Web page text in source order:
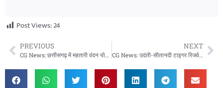
Post Views:24
PREVIOUS
CG News: छत्तीसगढ़ में महतारी वंदन योजना के नए आवेदन जल्द शुरू, 1 जुलाई को आएगी 29वीं किस्त
NEXT
CG News: उदंती-सीतानदी टाइगर रिजर्व में दिखी बाघिन, कैमरा ट्रैप में कैद हुई तस्वीरें और वीडियो